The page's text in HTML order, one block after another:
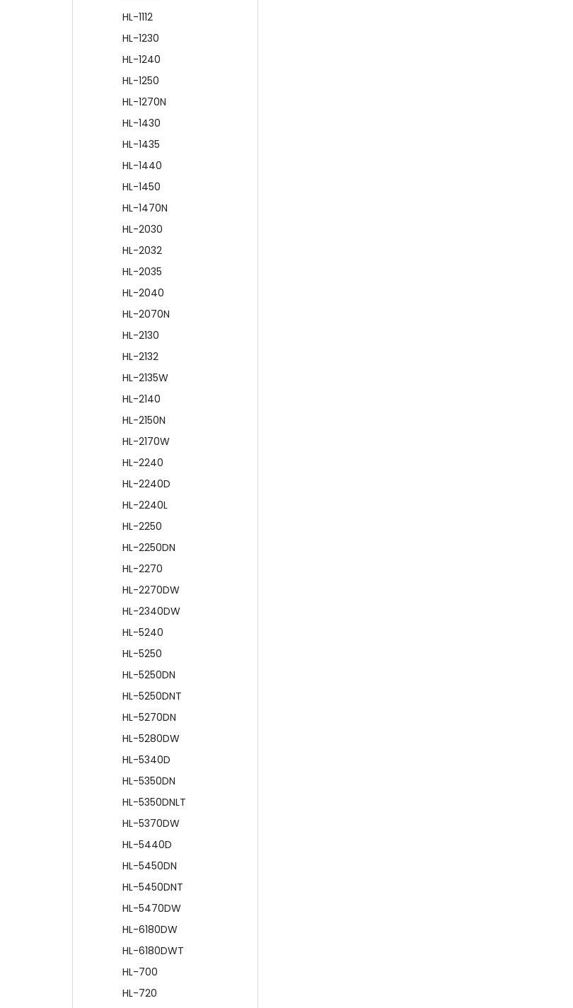
HL-1112
HL-1230
HL-1240
HL-1250
HL-1270N
HL-1430
HL-1435
HL-1440
HL-1450
HL-1470N
HL-2030
HL-2032
HL-2035
HL-2040
HL-2070N
HL-2130
HL-2132
HL-2135W
HL-2140
HL-2150N
HL-2170W
HL-2240
HL-2240D
HL-2240L
HL-2250
HL-2250DN
HL-2270
HL-2270DW
HL-2340DW
HL-5240
HL-5250
HL-5250DN
HL-5250DNT
HL-5270DN
HL-5280DW
HL-5340D
HL-5350DN
HL-5350DNLT
HL-5370DW
HL-5440D
HL-5450DN
HL-5450DNT
HL-5470DW
HL-6180DW
HL-6180DWT
HL-700
HL-720